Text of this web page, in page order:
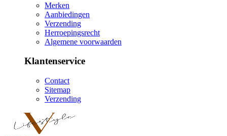
Merken
Aanbiedingen
Verzending
Herroepingsrecht
Algemene voorwaarden
Klantenservice
Contact
Sitemap
Verzending